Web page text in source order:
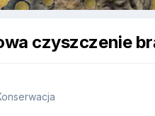
czyszczenie